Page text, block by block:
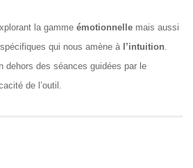
la gamme émotionnelle mais aussi
qui nous amène à l’intuition.
dehors des séances guidées par le
de l’outil.